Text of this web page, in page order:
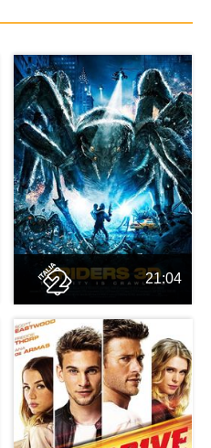
21:04